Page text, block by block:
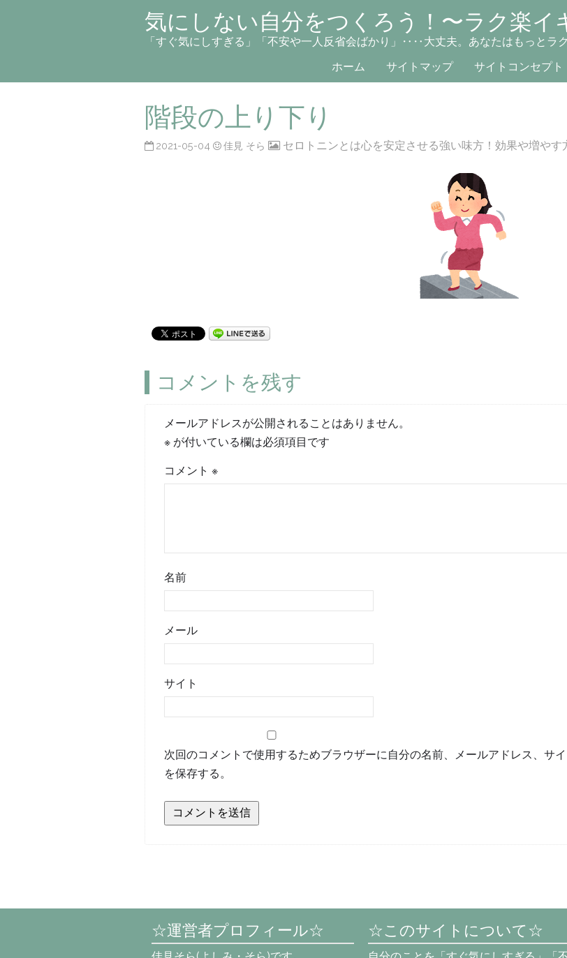
気にしない自分をつくろう！〜ラク楽イ
「すぐ気にしすぎる」「不安や一人反省会ばかり」‥‥大丈夫。あなたはもっとラ
ホーム
サイトマップ サイトコンセプト
階段の上り下り
2021-05-04 佳見 そら セロトニンとは心を安定させる強い味方！効果や増やす
コメントを残す
メールアドレスが公開されることはありません。
※ が付いている欄は必須項目です
コメント※
名前
メール
サイト
次回のコメントで使用するためブラウザーに自分の名前、メールアドレス、サイ
を保存する。
☆運営者プロフィール☆ ☆このサイトについて☆